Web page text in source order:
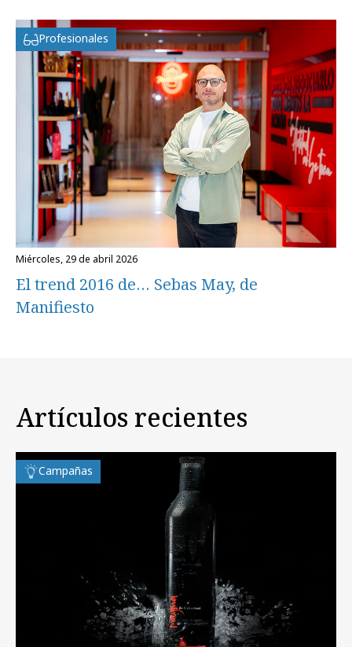
Profesionales
miércoles, 29 de abril 2026
El trend 2016 de… Sebas May, de
Manifiesto
Artículos recientes
Campañas